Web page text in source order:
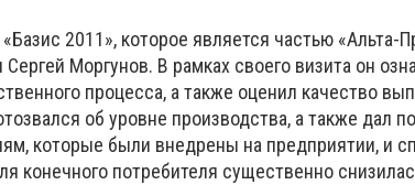
2011», которое является частью «Альта-
Моргунов. В рамках своего визита он
процесса, а также оценил качество
об уровне производства, а также дал
которые были внедрены на предприятии, и
конечного потребителя существенно